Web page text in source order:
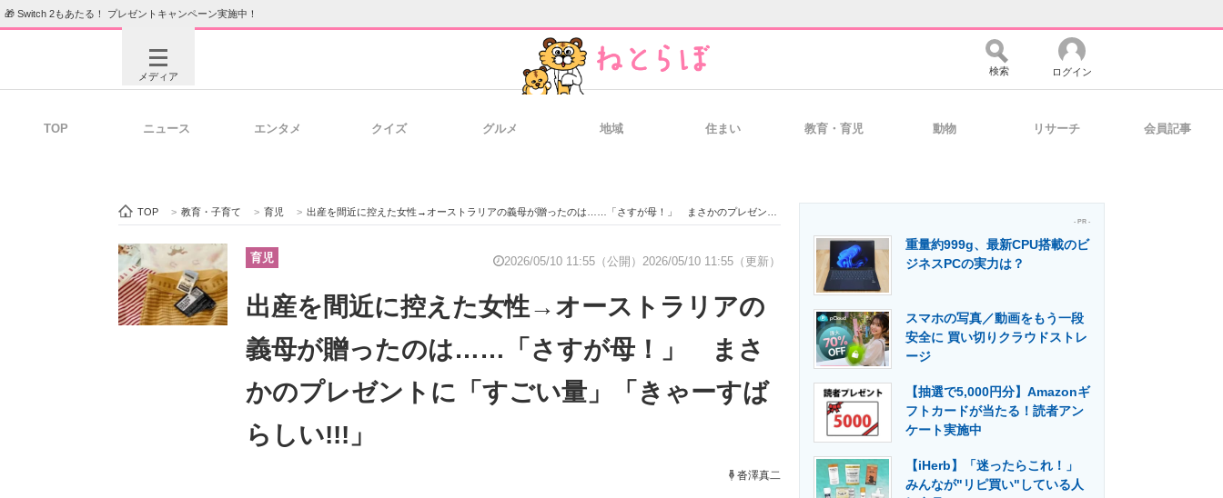
🎁 Switch 2もあたる！ プレゼントキャンペーン実施中！
メディア
ビジネスと働き方のヒント 経営リーダーのコミュニティ マーケ×ITの今がよく分かる
製造業のIT導入・活用を支援
エネルギーの専門メディア 建設×テクノロジーの最前線
検索 ログイン
TOP ニュース エンタメ クイズ グルメ 地域 住まい 教育・育児 動物 リサーチ 会員記事
TOP > 教育・子育て > 育児 > 出産を間近に控えた女性→オーストラリアの義母が贈ったのは……「さすが母！」 まさかのプレゼントに「すごい量」「きゃーすばらしい!!!」
育児 2026/05/10 11:55（公開） 2026/05/10 11:55（更新）
出産を間近に控えた女性→オーストラリアの
義母が贈ったのは……「さすが母！」 まさ
かのプレゼントに「すごい量」「きゃーすば
らしい!!!」
沓澤真二
- PR -
重量約999g、最新CPU搭載のビ
ジネスPCの実力は？
スマホの写真／動画をもう一段
安全に 買い切りクラウドストレ
ージ
【抽選で5,000円分】Amazonギ
フトカードが当たる！読者アン
ケート実施中
【iHerb】「迷ったらこれ！」
みんなが"リピ買い"している人